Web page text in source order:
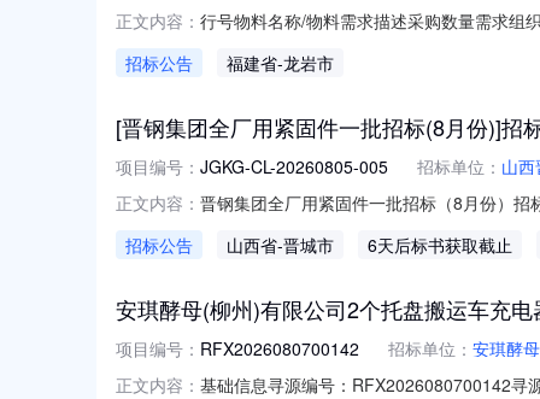
正文内容： 行号物料名称/物料需求描述采购数量需求组
石内弧砂轮D160-RTY-W50显示名称：电
招标公告 福建省-龙岩市
[晋钢集团全厂用紧固件一批招标(8月份)]招
项目编号： JGKG-CL-20260805-005 招标单位： 山
正文内容： 晋钢集团全厂用紧固件一批招标（8月份）
址：山西省山西省晋城市泽州县巴公镇晋
招标公告 山西省-晋城市 6天后标书获取截止
安琪酵母(柳州)有限公司2个托盘搬运车充
项目编号： RFX2026080700142 招标单位： 安琪酵
正文内容： 基础信息寻源编号：RFX2026080700142寻